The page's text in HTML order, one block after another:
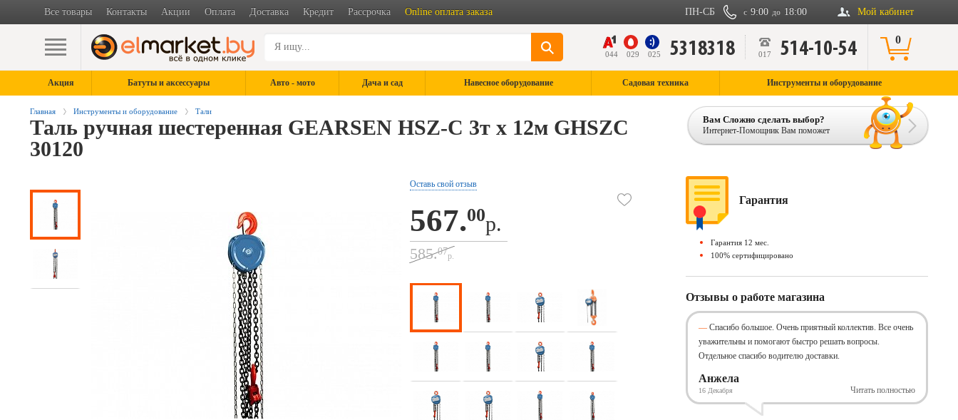
Все товары Контакты Акции Оплата Доставка Кредит Рассрочка Online оплата заказа Мой кабинет
с 9:00 до 18:00
ПН-СБ
044 029 025 5318318 017 514-10-54 0
Акция Батуты и аксессуары Авто - мото Дача и сад Навесное оборудование Садовая техника Инструменты и оборудование
Главная Инструменты и оборудование Тали
Таль ручная шестеренная GEARSEN HSZ-C 3т х 12м GHSZC
30120
Вам Сложно сделать выбор?
Интернет-Помощник Вам поможет
Оставь свой отзыв
567.00р.
585.07р.
Гарантия
Гарантия 12 мес.
100% сертифицировано
Отзывы о работе магазина
Спасибо большое. Очень приятный коллектив. Все очень
уважительны и помогают быстро решать вопросы.
Отдельное спасибо водителю доставки.
Анжела
16 Декабря Читать полностью